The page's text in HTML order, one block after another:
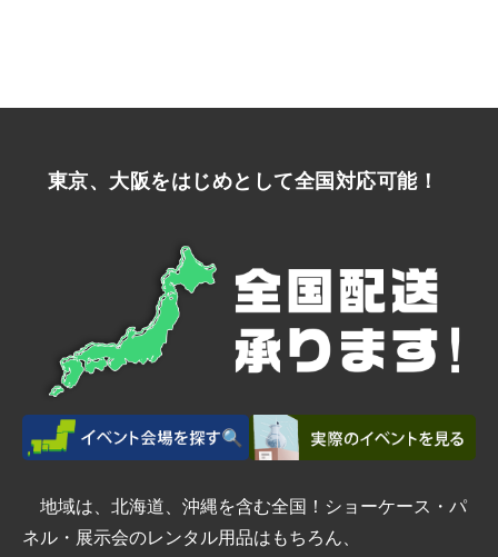
東京、大阪をはじめとして全国対応可能！
地域は、北海道、沖縄を含む全国！ショーケース・パ
ネル・展示会のレンタル用品はもちろん、